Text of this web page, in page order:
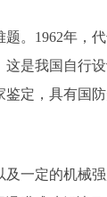
。1962年，
是我国自
定，具有国
一定的机械